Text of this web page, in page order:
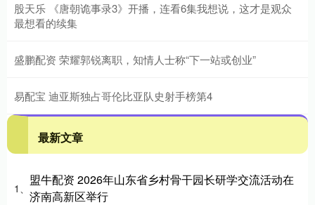
股天乐 《唐朝诡事录3》开播，连看6集我想说，这才是观众
最想看的续集
盛鹏配资 荣耀郭锐离职，知情人士称“下一站或创业”
易配宝 迪亚斯独占哥伦比亚队史射手榜第4
最新文章
1、
盟牛配资 2026年山东省乡村骨干园长研学交流活动在
济南高新区举行